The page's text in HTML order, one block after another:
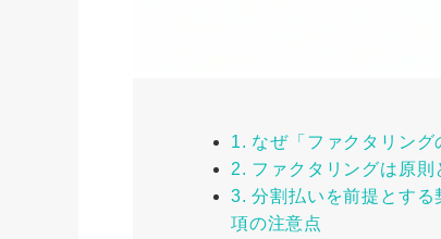
1. なぜ「ファクタリン
2. ファクタリングは原
3. 分割払いを前提とす
項の注意点